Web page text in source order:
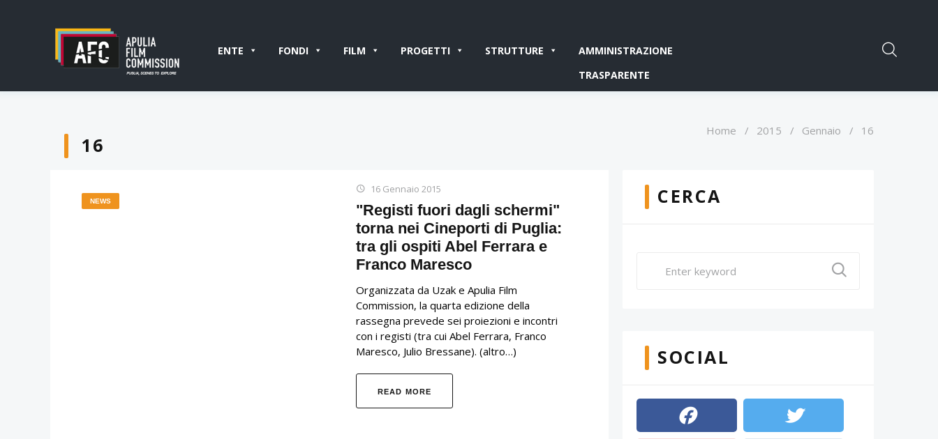
ENTE FONDI FILM PROGETTI STRUTTURE
AMMINISTRAZIONE
TRASPARENTE
16
Home / 2015 / Gennaio / 16
16 Gennaio 2015
NEWS
"Registi fuori dagli schermi"
torna nei Cineporti di Puglia:
tra gli ospiti Abel Ferrara e
Franco Maresco
Organizzata da Uzak e Apulia Film
Commission, la quarta edizione della
rassegna prevede sei proiezioni e incontri
con i registi (tra cui Abel Ferrara, Franco
Maresco, Julio Bressane). (altro…)
READ MORE
CERCA
SOCIAL